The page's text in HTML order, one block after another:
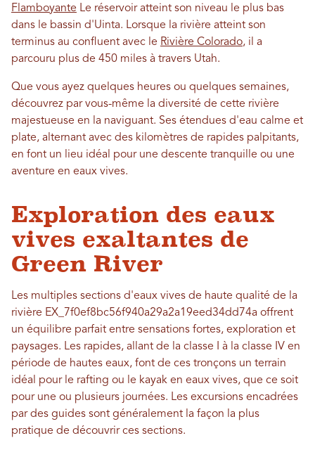
Flamboyante Le réservoir atteint son niveau le plus bas
dans le bassin d'Uinta. Lorsque la rivière atteint son
terminus au confluent avec le Rivière Colorado, il a
parcouru plus de 450 miles à travers Utah.
Que vous ayez quelques heures ou quelques semaines,
découvrez par vous-même la diversité de cette rivière
majestueuse en la naviguant. Ses étendues d'eau calme et
plate, alternant avec des kilomètres de rapides palpitants,
en font un lieu idéal pour une descente tranquille ou une
aventure en eaux vives.
Exploration des eaux
vives exaltantes de
Green River
Les multiples sections d'eaux vives de haute qualité de la
rivière EX_7f0ef8bc56f940a29a2a19eed34dd74a offrent
un équilibre parfait entre sensations fortes, exploration et
paysages. Les rapides, allant de la classe I à la classe IV en
période de hautes eaux, font de ces tronçons un terrain
idéal pour le rafting ou le kayak en eaux vives, que ce soit
pour une ou plusieurs journées. Les excursions encadrées
par des guides sont généralement la façon la plus
pratique de découvrir ces sections.